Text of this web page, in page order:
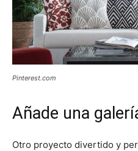
Pinterest.com
Añade una
Otro proyecto divertido y